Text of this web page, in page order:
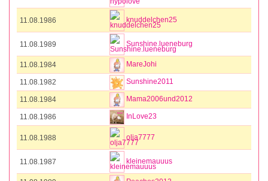
11.08.1986 knuddelchen25
11.08.1989 Sunshine.lueneburg
11.08.1984 MareJohi
11.08.1982 Sunshine2011
11.08.1984 Mama2006und2012
11.08.1986 InLove23
11.08.1988 olja7777
11.08.1987 kleinemauuus